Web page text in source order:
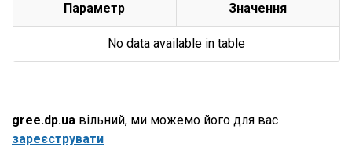
Параметр
Значення
No data available in table
gree.dp.ua вільний, ми можемо його для вас
зареєструвати